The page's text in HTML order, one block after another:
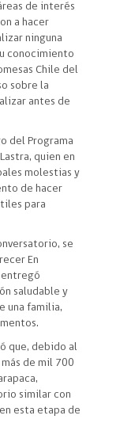
de interés
a hacer
ninguna
conocimiento
Chile del
sobre la
antes de
del Programa
quien en
molestias y
de hacer
para
se
En
entregó
saludable y
una familia,
que, debido al
de mil 700
similar con
esta etapa de